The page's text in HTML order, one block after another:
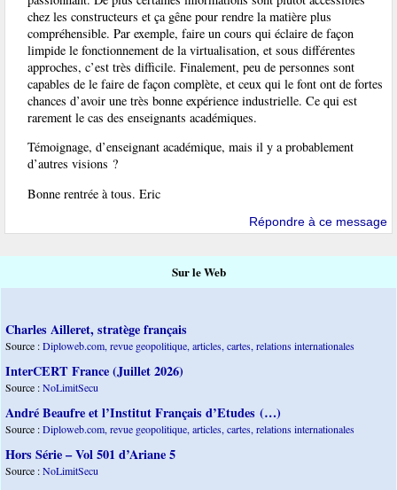
chez les constructeurs et ça gêne pour rendre la matière plus
compréhensible. Par exemple, faire un cours qui éclaire de façon
limpide le fonctionnement de la virtualisation, et sous différentes
approches, c’est très difficile. Finalement, peu de personnes sont
capables de le faire de façon complète, et ceux qui le font ont de fortes
chances d’avoir une très bonne expérience industrielle. Ce qui est
rarement le cas des enseignants académiques.
Témoignage, d’enseignant académique, mais il y a probablement
d’autres visions ?
Bonne rentrée à tous. Eric
Répondre à ce message
Sur le Web
Charles Ailleret, stratège français
Source :Diploweb.com, revue geopolitique, articles, cartes, relations internationales
InterCERT France (Juillet 2026)
Source :NoLimitSecu
André Beaufre et l’Institut Français d’Etudes (…)
Source :Diploweb.com, revue geopolitique, articles, cartes, relations internationales
Hors Série – Vol 501 d’Ariane 5
Source :NoLimitSecu